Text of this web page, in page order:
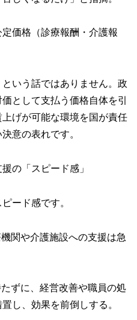
価格（診療報酬・介護報
いう話ではありません。政
として支払う価格自体を引
げが可能な環境を国が責任
意の表れです。
の「スピード感」
ード感です。
関や介護施設への支援は急
ずに、経営改善や職員の処
し、効果を前倒しする。